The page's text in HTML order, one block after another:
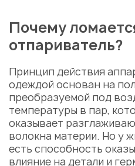
Почему
отпариватель?
Принцип действия
одеждой основан на
преобразуемой под
температуры в пар,
оказывает
волокна материи. Но у
есть способность
влияние на детали и